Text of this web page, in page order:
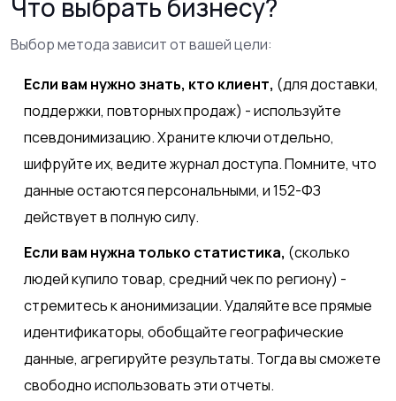
Выбор метода зависит от вашей цели:
Если вам нужно знать, кто клиент, (для доставки,
поддержки, повторных продаж) - используйте
псевдонимизацию. Храните ключи отдельно,
шифруйте их, ведите журнал доступа. Помните, что
данные остаются персональными, и 152-ФЗ
действует в полную силу.
Если вам нужна только статистика, (сколько
людей купило товар, средний чек по региону) -
стремитесь к анонимизации. Удаляйте все прямые
идентификаторы, обобщайте географические
данные, агрегируйте результаты. Тогда вы сможете
свободно использовать эти отчеты.